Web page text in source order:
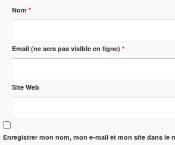
Nom *
Email (ne sera pas visible en ligne) *
Site Web
Enregistrer mon nom, mon e-mail et mon site dans le